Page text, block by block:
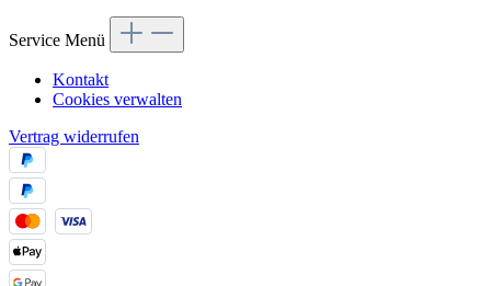
Service Menü
Kontakt
Cookies verwalten
Vertrag widerrufen